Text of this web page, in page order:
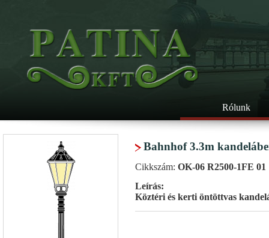
Rólunk
Bahnhof 3.3m
Cikkszám: OK-06 R2500-1FE 01
Leírás:
Köztéri és kerti öntöttvas